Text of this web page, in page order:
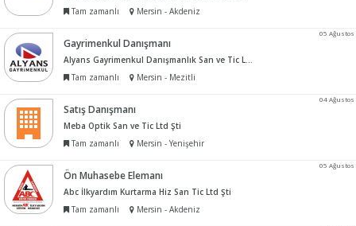
Tam zamanlı
Mersin - Akdeniz
05 Ağustos
Gayrimenkul Danışmanı
Alyans Gayrimenkul Danışmanlık San ve Tic Ltd Şti
Tam zamanlı
Mersin - Mezitli
04 Ağustos
Satış Danışmanı
Meba Optik San ve Tic Ltd Şti
Tam zamanlı
Mersin - Yenişehir
05 Ağustos
Ön Muhasebe Elemanı
Abc İlkyardım Kurtarma Hiz San Tic Ltd Şti
Tam zamanlı
Mersin - Akdeniz